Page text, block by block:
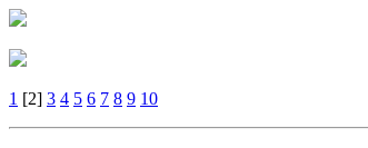
1 [2] 3 4 5 6 7 8 9 10